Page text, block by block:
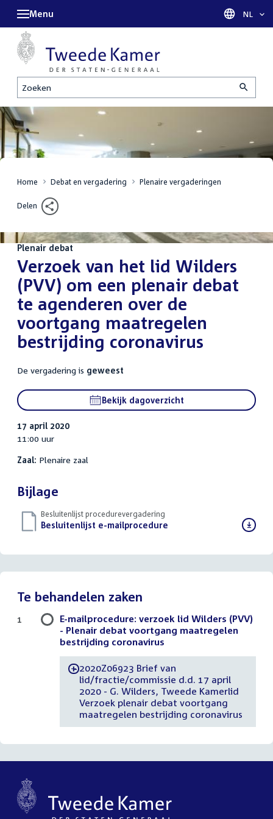
Zoeken
Menu Taal
NL
Home Debat en vergadering Plenaire vergaderingen
Delen
Plenair debat
:Verzoek van het lid Wilders
(PVV) om een plenair debat
te agenderen over de
voortgang maatregelen
bestrijding coronavirus
De vergadering is geweest
Bekijk dagoverzicht
17 april 2020
11:00 uur
Zaal: Plenaire zaal
Bijlage
Besluitenlijst procedurevergadering
Download
Besluitenlijst e-mailprocedure
Te behandelen zaken
E-mailprocedure: verzoek lid Wilders (PVV)
- Plenair debat voortgang maatregelen
bestrijding coronavirus
-2020Z06923 Brief van
lid/fractie/commissie d.d. 17 april
2020 - G. Wilders, Tweede Kamerlid
Verzoek plenair debat voortgang
maatregelen bestrijding coronavirus
1